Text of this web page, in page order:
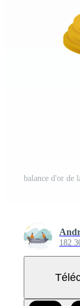
balance d'or de
182